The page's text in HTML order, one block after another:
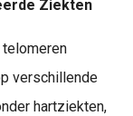
Ziekten
verschillende
hartziekten,